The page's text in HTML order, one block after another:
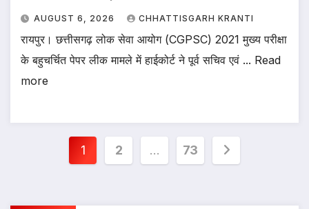
AUGUST 6, 2026 CHHATTISGARH KRANTI
रायपुर। छत्तीसगढ़ लोक सेवा आयोग (CGPSC) 2021 मुख्य परीक्षा
के बहुचर्चित पेपर लीक मामले में हाईकोर्ट ने पूर्व सचिव एवं ... Read
more
Posts
1 2 … 73